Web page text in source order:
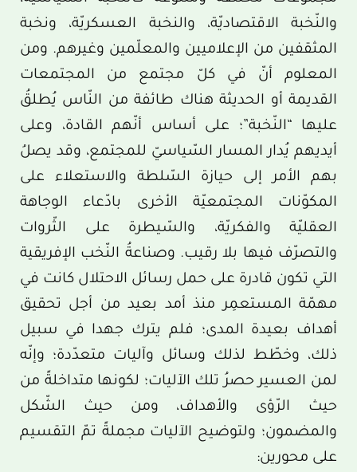
والنّخبة الاقتصاديّة، والنخبة العسكريّة، ونخبة
المثقفين من الإعلاميين والمعلّمين وغيرهم. ومن
المعلوم أنّ في كلّ مجتمع من المجتمعات
القديمة أو الحديثة هناك طائفة من النّاس يُطلقُ
عليها “النّخبة”؛ على أساس أنّهم القادة، وعلى
أيديهم يُدار المسار السّياسيّ للمجتمع، وقد يصلُ
بهم الأمر إلى حيازة السّلطة والاستعلاء على
المكوّنات المجتمعيّة الأخرى بادّعاء الوجاهة
العقليّة والفكريّة، والسّيطرة على الثّروات
والتصرّف فيها بلا رقيب. وصناعةُ النّخب الإفريقية
التي تكون قادرة على حمل رسائل الاحتلال كانت في
مهمّة المستعمِر منذ أمد بعيد من أجل تحقيق
أهداف بعيدة المدى؛ فلم يترك جهدا في سبيل
ذلك، وخطّط لذلك وسائل وآليات متعدّدة؛ وإنّه
لمن العسير حصرُ تلك الآليات؛ لكونها متداخلةً من
حيث الرّؤى والأهداف، ومن حيث الشّكل
والمضمون؛ ولتوضيح الآليات مجملةً تمّ التقسيم
على محورين: